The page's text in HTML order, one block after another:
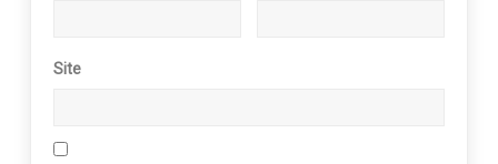
Site